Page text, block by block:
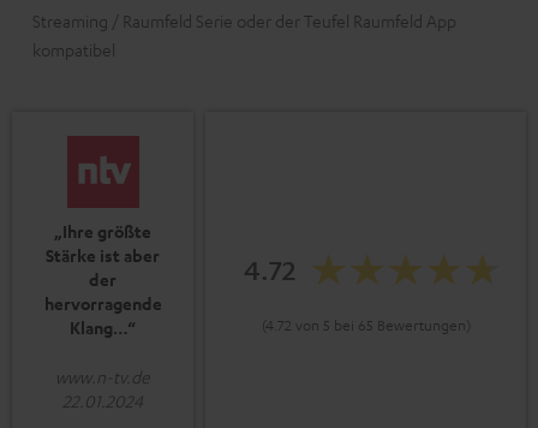
Streaming / Raumfeld Serie oder der Teufel Raumfeld App
kompatibel
„Ihre größte
Stärke ist aber
der
hervorragende
Klang…“
www.n-tv.de
22.01.2024
4.72
(4.72 von 5 bei 65 Bewertungen)